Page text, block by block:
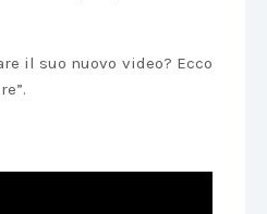
il suo nuovo video? Ecco